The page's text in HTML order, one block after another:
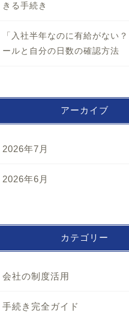
きる手続き
「入社半年なのに有給がない
ールと自分の日数の確認方法
アーカイブ
2026年7月
2026年6月
カテゴリー
会社の制度活用
手続き完全ガイド